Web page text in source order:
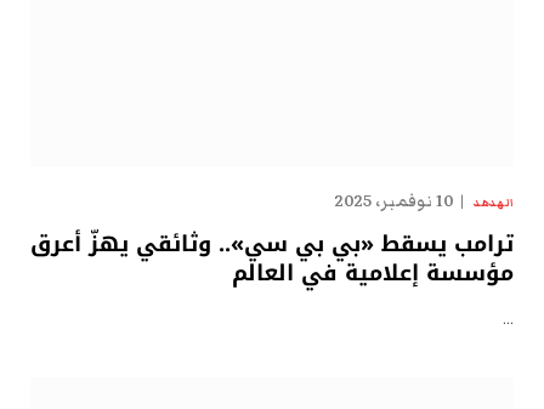
الهدهد 10 نوفمبر، 2025
ترامب يسقط «بي بي سي».. وثائقي يهزّ أعرق
مؤسسة إعلامية في العالم
…